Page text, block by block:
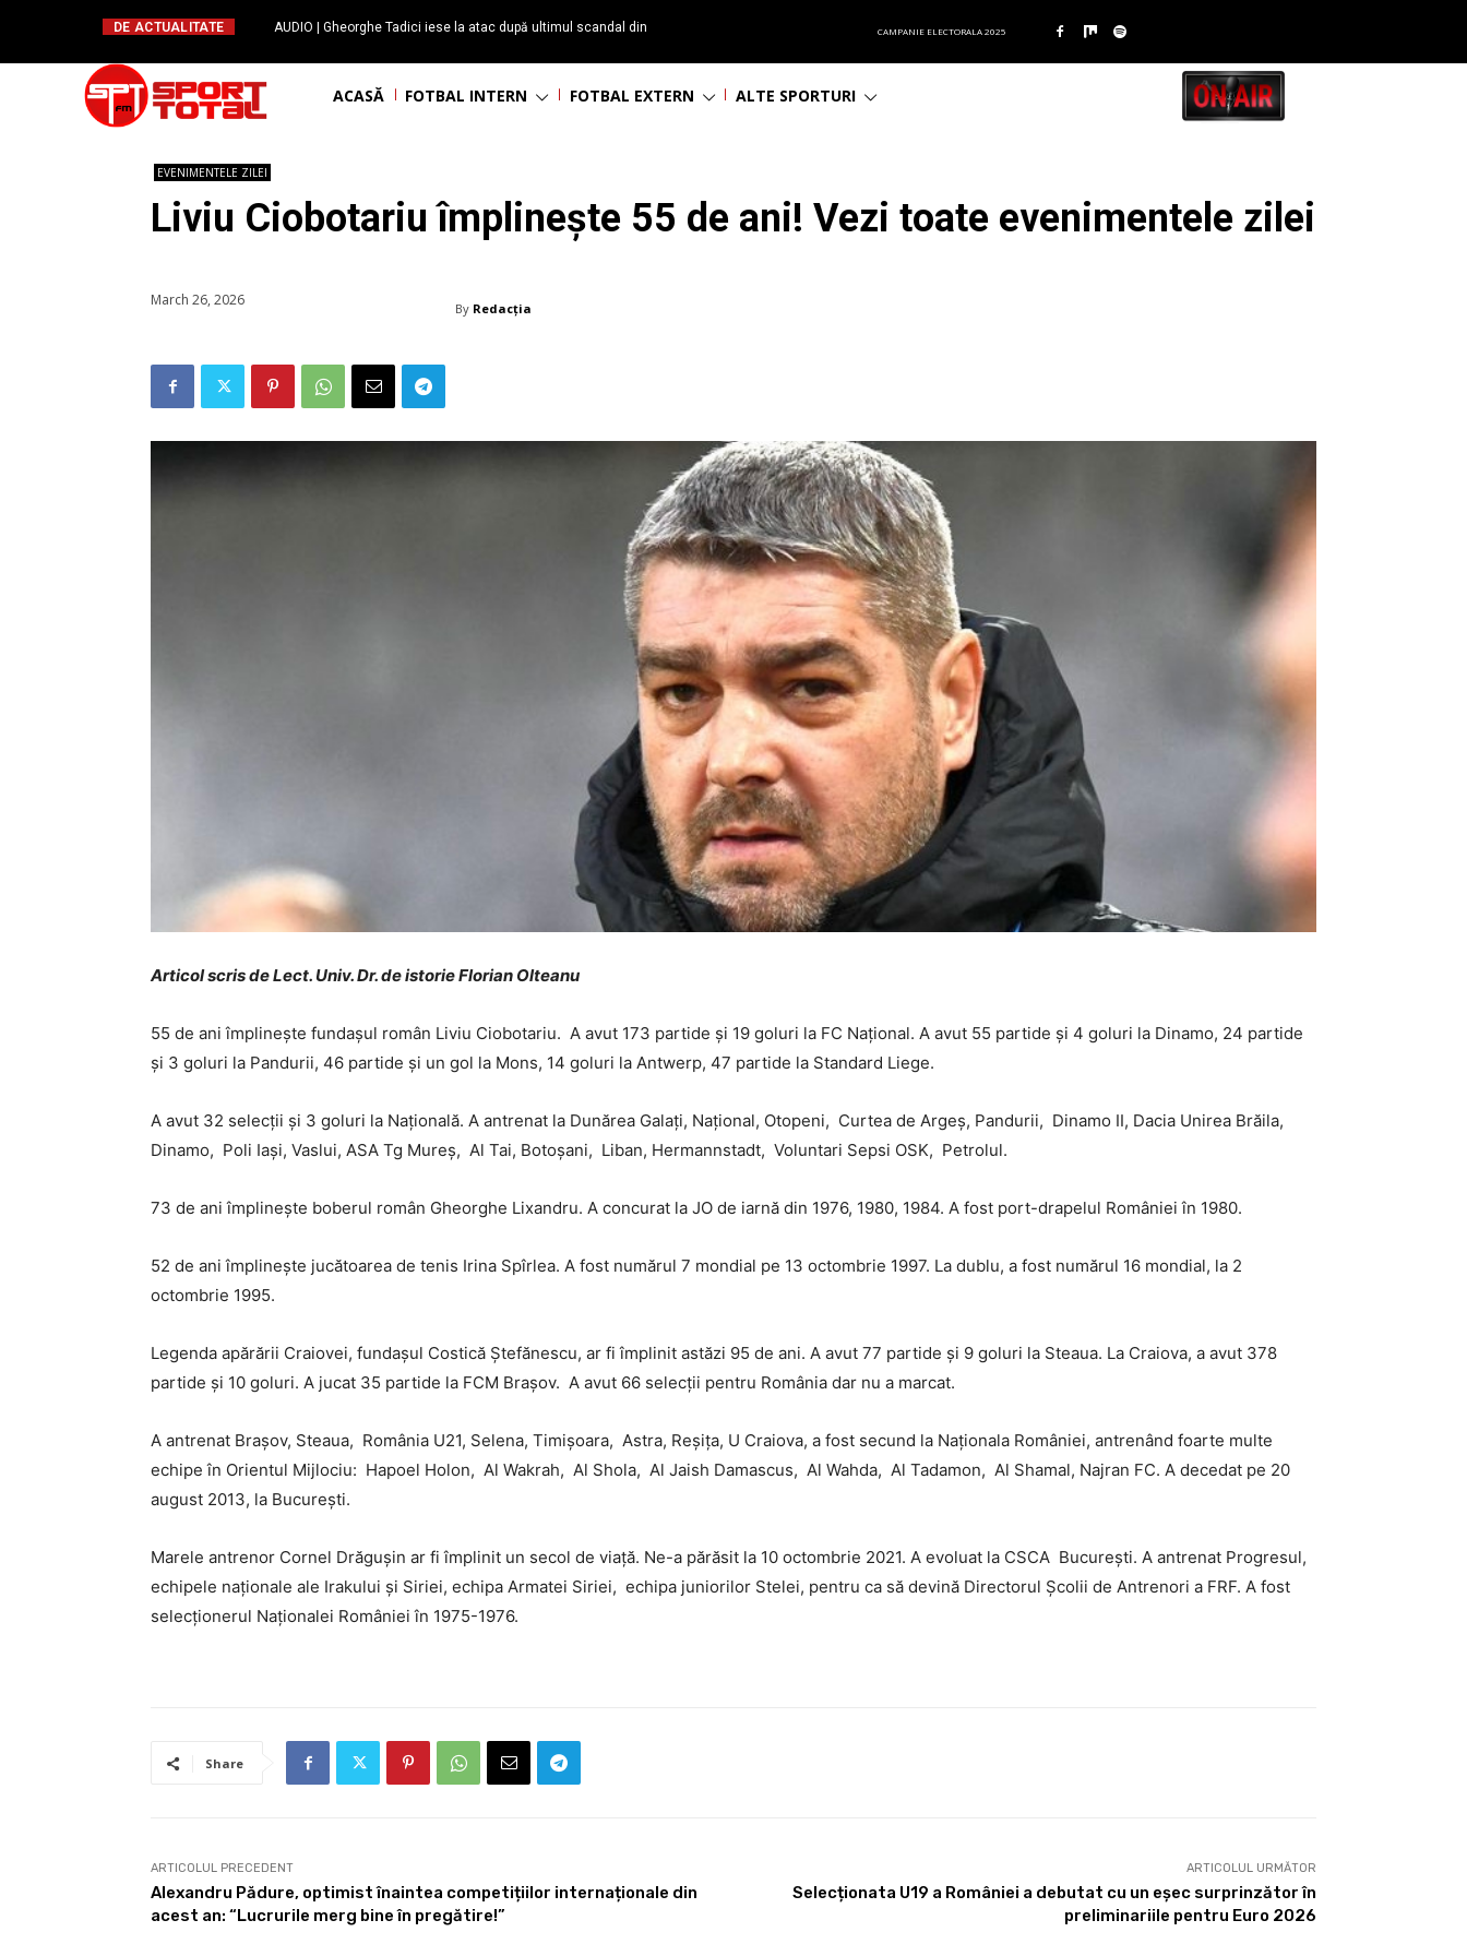
DE ACTUALITATE
AUDIO | Gheorghe Tadici iese la atac după ultimul scandal din
CAMPANIE ELECTORALA 2025
ACASĂ FOTBAL INTERN FOTBAL EXTERN ALTE SPORTURI
EVENIMENTELE ZILEI
Liviu Ciobotariu împlinește 55 de ani! Vezi toate evenimentele zilei
March 26, 2026 By Redacția
Articol scris de Lect. Univ. Dr. de istorie Florian Olteanu
55 de ani împlinește fundașul român Liviu Ciobotariu. A avut 173 partide și 19 goluri la FC Național. A avut 55 partide și 4 goluri la Dinamo, 24 partide
și 3 goluri la Pandurii, 46 partide și un gol la Mons, 14 goluri la Antwerp, 47 partide la Standard Liege.
A avut 32 selecții și 3 goluri la Națională. A antrenat la Dunărea Galați, Național, Otopeni, Curtea de Argeș, Pandurii, Dinamo II, Dacia Unirea Brăila,
Dinamo, Poli Iași, Vaslui, ASA Tg Mureș, Al Tai, Botoșani, Liban, Hermannstadt, Voluntari Sepsi OSK, Petrolul.
73 de ani împlinește boberul român Gheorghe Lixandru. A concurat la JO de iarnă din 1976, 1980, 1984. A fost port-drapelul României în 1980.
52 de ani împlinește jucătoarea de tenis Irina Spîrlea. A fost numărul 7 mondial pe 13 octombrie 1997. La dublu, a fost numărul 16 mondial, la 2
octombrie 1995.
Legenda apărării Craiovei, fundașul Costică Ștefănescu, ar fi împlinit astăzi 95 de ani. A avut 77 partide și 9 goluri la Steaua. La Craiova, a avut 378
partide și 10 goluri. A jucat 35 partide la FCM Brașov. A avut 66 selecții pentru România dar nu a marcat.
A antrenat Brașov, Steaua, România U21, Selena, Timișoara, Astra, Reșița, U Craiova, a fost secund la Naționala României, antrenând foarte multe
echipe în Orientul Mijlociu: Hapoel Holon, Al Wakrah, Al Shola, Al Jaish Damascus, Al Wahda, Al Tadamon, Al Shamal, Najran FC. A decedat pe 20
august 2013, la București.
Marele antrenor Cornel Drăgușin ar fi împlinit un secol de viață. Ne-a părăsit la 10 octombrie 2021. A evoluat la CSCA București. A antrenat Progresul,
echipele naționale ale Irakului și Siriei, echipa Armatei Siriei, echipa juniorilor Stelei, pentru ca să devină Directorul Școlii de Antrenori a FRF. A fost
selecționerul Naționalei României în 1975-1976.
Share
ARTICOLUL PRECEDENT
Alexandru Pădure, optimist înaintea competițiilor internaționale din
acest an: “Lucrurile merg bine în pregătire!”
ARTICOLUL URMĂTOR
Selecționata U19 a României a debutat cu un eșec surprinzător în
preliminariile pentru Euro 2026